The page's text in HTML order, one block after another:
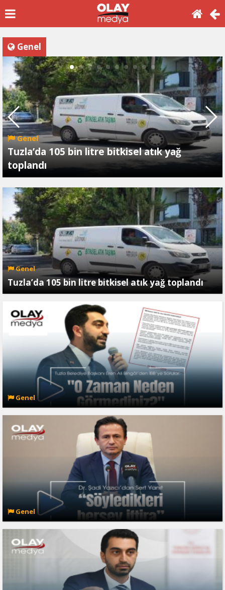
Genel
Genel
Tuzla’da 105 bin litre bitkisel atık yağ
toplandı
Genel
Tuzla’da 105 bin litre bitkisel atık yağ toplandı
Genel
Genel